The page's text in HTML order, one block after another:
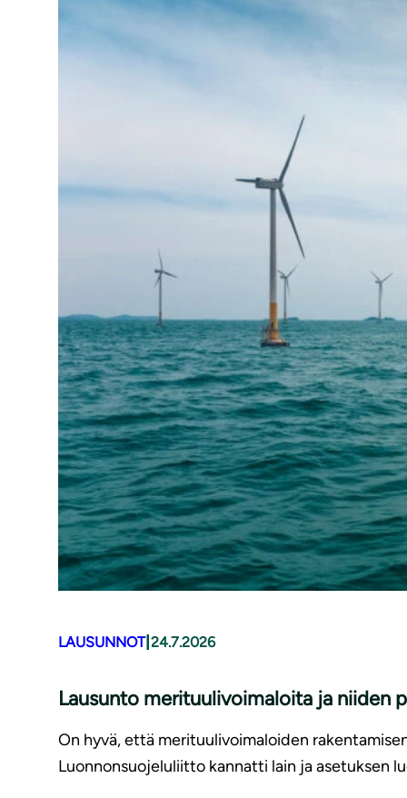
LAUSUNNOT| 24.7.2026
Lausunto merituulivoimaloita ja niiden
On hyvä, että merituulivoimaloiden
Luonnonsuojeluliitto kannatti lain ja asetuksen